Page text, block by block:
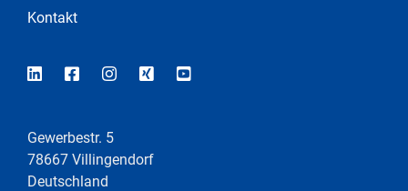
Kontakt
Gewerbestr. 5
78667 Villingendorf
Deutschland